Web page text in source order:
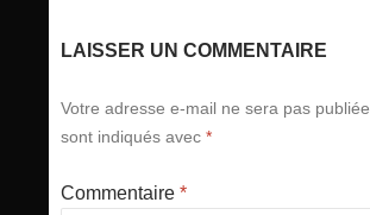
LAISSER UN COMMENTAIRE
Votre adresse e-mail ne sera pas publiée.
sont indiqués avec *
Commentaire *